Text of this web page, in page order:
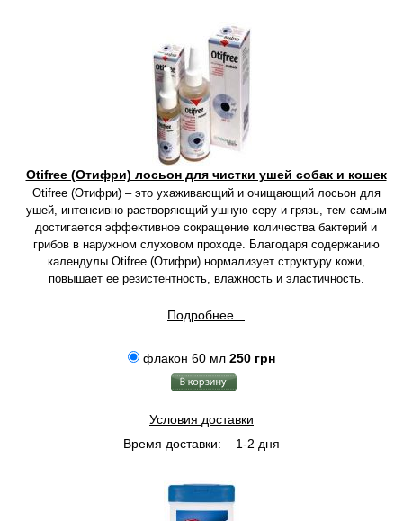
Otifree (Отифри) лосьон для чистки ушей собак и кошек
Otifree (Отифри) – это ухаживающий и очищающий лосьон для
ушей, интенсивно растворяющий ушную серу и грязь, тем самым
достигается эффективное сокращение количества бактерий и
грибов в наружном слуховом проходе. Благодаря содержанию
календулы Otifree (Отифри) нормализует структуру кожи,
повышает ее резистентность, влажность и эластичность.
Подробнее...
флакон 60 мл 250 грн
Условия доставки
Время доставки:
1-2 дня